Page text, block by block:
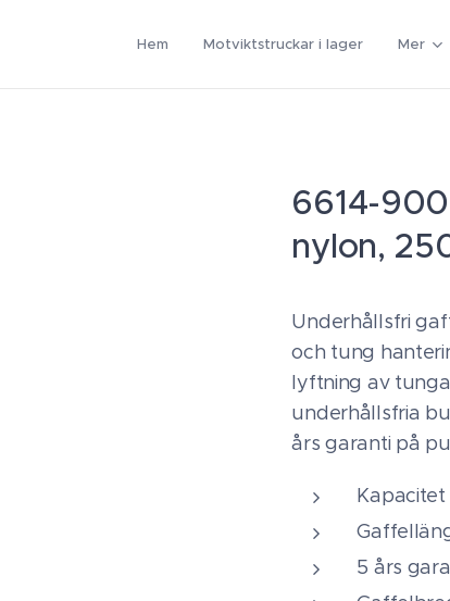
Hem Motviktstruckar i lager Mer
6614-
nylon,
Underhållsfri
och tung
lyftning av
underhållsfria
års garanti på
5 års